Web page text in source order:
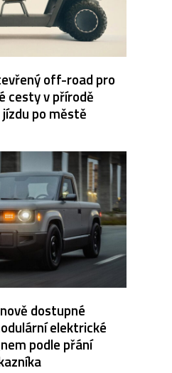
off-road pro
cesty v přírodě
po městě
dostupné
elektrické
podle přání